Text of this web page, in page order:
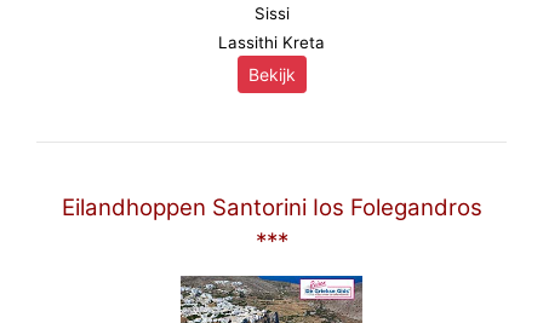
Sissi
Lassithi Kreta
Bekijk
Eilandhoppen Santorini Ios Folegandros
***